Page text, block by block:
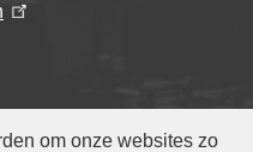
om onze websites zo